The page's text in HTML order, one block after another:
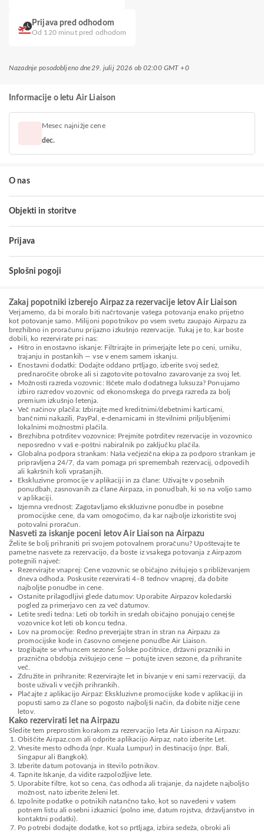
Prijava pred odhodom
Od 120 minut pred odhodom
Nazadnje posodobljeno dne29. julij 2026 ob 02:00 GMT +0
Informacije o letu Air Liaison
Mesec najnižje cene
dec.
O nas
Objekti in storitve
Prijava
Splošni pogoji
Zakaj popotniki izberejo Airpaz za rezervacije letov Air Liaison
Verjamemo, da bi moralo biti načrtovanje vašega potovanja enako prijetno
kot potovanje samo. Milijoni popotnikov po vsem svetu zaupajo Airpazu za
brezhibno in proračunu prijazno izkušnjo rezervacije. Tukaj je to, kar boste
dobili, ko rezervirate pri nas:
Hitro in enostavno iskanje: Filtrirajte in primerjajte lete po ceni, urniku,
trajanju in postankih — vse v enem samem iskanju.
Enostavni dodatki: Dodajte oddano prtljago, izberite svoj sedež,
prednaročite obroke ali si zagotovite potovalno zavarovanje za svoj let.
Možnosti razreda vozovnic: Iščete malo dodatnega luksuza? Ponujamo
izbiro razredov vozovnic od ekonomskega do prvega razreda za bolj
premium izkušnjo letenja.
Več načinov plačila: Izbirajte med kreditnimi/debetnimi karticami,
bančnimi nakazili, PayPal, e-denarnicami in številnimi priljubljenimi
lokalnimi možnostmi plačila.
Brezhibna potrditev vozovnice: Prejmite potrditev rezervacije in vozovnico
neposredno v vaš e-poštni nabiralnik po zaključku plačila.
Globalna podpora strankam: Naša večjezična ekipa za podporo strankam je
pripravljena 24/7, da vam pomaga pri spremembah rezervacij, odpovedih
ali kakršnih koli vprašanjih.
Ekskluzivne promocije v aplikaciji in za člane: Uživajte v posebnih
ponudbah, zasnovanih za člane Airpaza, in ponudbah, ki so na voljo samo
v aplikaciji.
Izjemna vrednost: Zagotavljamo ekskluzivne ponudbe in posebne
promocijske cene, da vam omogočimo, da kar najbolje izkoristite svoj
potovalni proračun.
Nasveti za iskanje poceni letov Air Liaison na Airpazu
Želite še bolj prihraniti pri svojem potovalnem proračunu? Upoštevajte te
pametne nasvete za rezervacijo, da boste iz vsakega potovanja z Airpazom
potegnili največ:
Rezervirajte vnaprej: Cene vozovnic se običajno zvišujejo s približevanjem
dneva odhoda. Poskusite rezervirati 4–8 tednov vnaprej, da dobite
najboljše ponudbe in cene.
Ostanite prilagodljivi glede datumov: Uporabite Airpazov koledarski
pogled za primerjavo cen za več datumov.
Letite sredi tedna: Leti ob torkih in sredah običajno ponujajo cenejše
vozovnice kot leti ob koncu tedna.
Lov na promocije: Redno preverjajte stran in stran na Airpazu za
promocijske kode in časovno omejene ponudbe Air Liaison.
Izogibajte se vrhuncem sezone: Šolske počitnice, državni prazniki in
praznična obdobja zvišujejo cene — potujte izven sezone, da prihranite
več.
Združite in prihranite: Rezervirajte let in bivanje v eni sami rezervaciji, da
boste uživali v večjih prihrankih.
Plačajte z aplikacijo Airpaz: Ekskluzivne promocijske kode v aplikaciji in
popusti samo za člane so pogosto najboljši način, da dobite nižje cene
letov.
Kako rezervirati let na Airpazu
Sledite tem preprostim korakom za rezervacijo leta Air Liaison na Airpazu:
Obiščite Airpaz.com ali odprite aplikacijo Airpaz, nato izberite Let.
Vnesite mesto odhoda (npr. Kuala Lumpur) in destinacijo (npr. Bali,
Singapur ali Bangkok).
Izberite datum potovanja in število potnikov.
Tapnite Iskanje, da vidite razpoložljive lete.
Uporabite filtre, kot so cena, čas odhoda ali trajanje, da najdete najboljšo
možnost, nato izberite želeni let.
Izpolnite podatke o potnikih natančno tako, kot so navedeni v vašem
potnem listu ali osebni izkaznici (polno ime, datum rojstva, državljanstvo in
kontaktni podatki).
Po potrebi dodajte dodatke, kot so prtljaga, izbira sedeža, obroki ali